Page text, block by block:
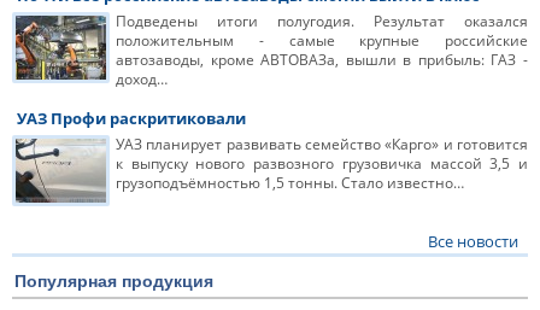
Подведены итоги полугодия. Результат оказался
положительным - самые крупные российские
автозаводы, кроме АВТОВАЗа, вышли в прибыль: ГАЗ -
доход…
УАЗ Профи раскритиковали
УАЗ планирует развивать семейство «Карго» и готовится
к выпуску нового развозного грузовичка массой 3,5 и
грузоподъёмностью 1,5 тонны. Стало известно…
Все новости
Популярная продукция